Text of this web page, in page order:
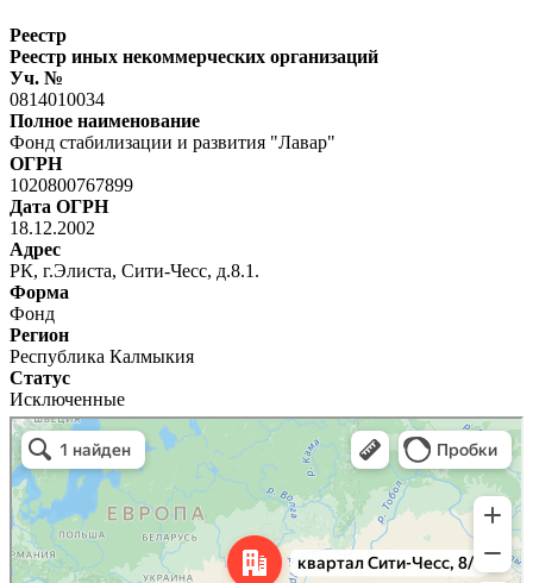
Реестр
Реестр иных некоммерческих организаций
Уч. №
0814010034
Полное наименование
Фонд стабилизации и развития "Лавар"
ОГРН
1020800767899
Дата ОГРН
18.12.2002
Адрес
РК, г.Элиста, Сити-Чесс, д.8.1.
Форма
Фонд
Регион
Республика Калмыкия
Статус
Исключенные